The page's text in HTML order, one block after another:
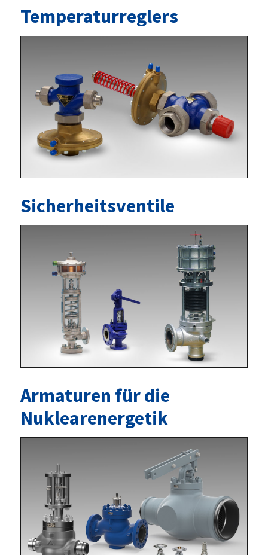
Temperaturreglers
Sicherheitsventile
Armaturen für die
Nuklearenergetik